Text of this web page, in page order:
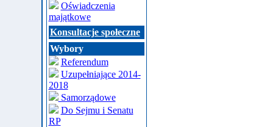
Oświadczenia
majątkowe
Konsultacje społeczne
Wybory
Referendum
Uzupełniające 2014-
2018
Samorządowe
Do Sejmu i Senatu
RP